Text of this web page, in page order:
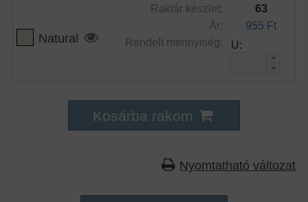
Natural
Raktár készlet:
Ár:
Rendelt mennyiség:
63
955 Ft
U:
Kosárba rakom
Nyomtatható változat